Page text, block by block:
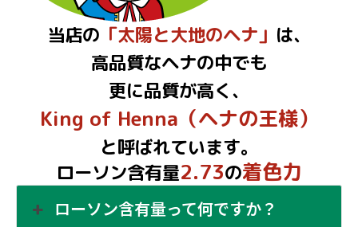
当店の 「太陽と大地のヘナ」 は、
高品質なヘナの中でも
更に品質が高く、
King of Henna（ヘナの王様）
と呼ばれています。
ローソン含有量2.73の着色力
ローソン含有量って何ですか？